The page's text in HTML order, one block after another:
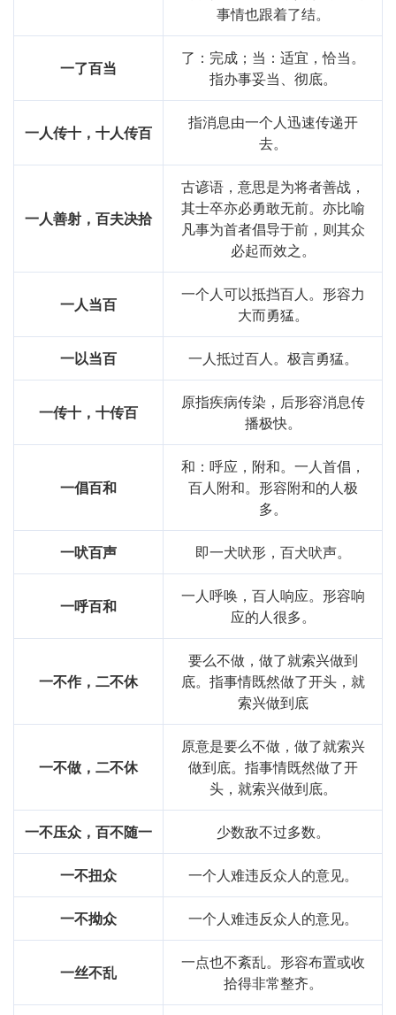
事情也跟着了结。
一了百当
了：完成；当：适宜，恰当。
指办事妥当、彻底。
一人传十，十人传百
指消息由一个人迅速传递开
去。
一人善射，百夫决拾
古谚语，意思是为将者善战，
其士卒亦必勇敢无前。亦比喻
凡事为首者倡导于前，则其众
必起而效之。
一人当百
一个人可以抵挡百人。形容力
大而勇猛。
一以当百 一人抵过百人。极言勇猛。
一传十，十传百
原指疾病传染，后形容消息传
播极快。
一倡百和
和：呼应，附和。一人首倡，
百人附和。形容附和的人极
多。
一吠百声 即一犬吠形，百犬吠声。
一呼百和
一人呼唤，百人响应。形容响
应的人很多。
一不作，二不休
要么不做，做了就索兴做到
底。指事情既然做了开头，就
索兴做到底
一不做，二不休
原意是要么不做，做了就索兴
做到底。指事情既然做了开
头，就索兴做到底。
一不压众，百不随一 少数敌不过多数。
一不扭众 一个人难违反众人的意见。
一不拗众 一个人难违反众人的意见。
一丝不乱
一点也不紊乱。形容布置或收
拾得非常整齐。